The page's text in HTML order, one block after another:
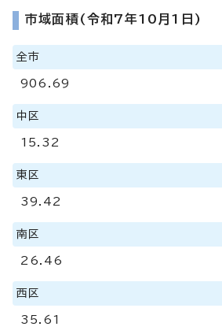
市域面積(令和7年10月1日)
全市
906.69
中区
15.32
東区
39.42
南区
26.46
西区
35.61